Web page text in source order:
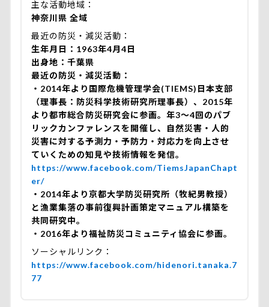
主な活動地域
神奈川県 全域
最近の防災・減災活動
生年月日：1963年4月4日
出身地：千葉県
最近の防災・減災活動：
・2014年より国際危機管理学会(TIEMS)日本支部
（理事長：防災科学技術研究所理事長）、2015年
より都市総合防災研究会に参画。年3～4回のパブ
リックカンファレンスを開催し、自然災害・人的
災害に対する予測力・予防力・対応力を向上させ
ていくための知見や技術情報を発信。
https://www.facebook.com/TiemsJapanChapt
er/
・2014年より京都大学防災研究所（牧紀男教授）
と漁業集落の事前復興計画策定マニュアル構築を
共同研究中。
・2016年より福祉防災コミュニティ協会に参画。
ソーシャルリンク
https://www.facebook.com/hidenori.tanaka.7
77